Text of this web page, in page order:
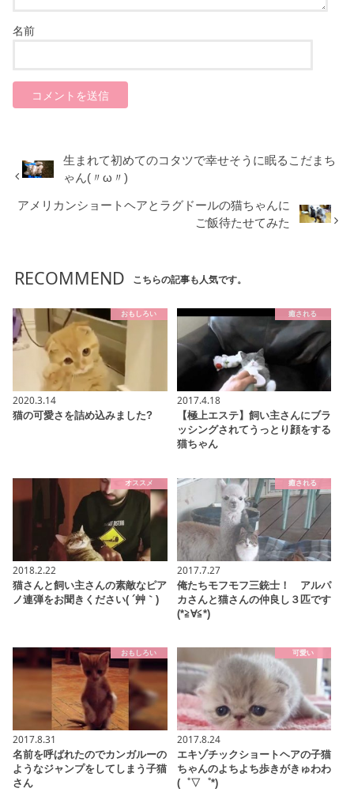
名前
生まれて初めてのコタツで幸せそうに眠るこだまち
ゃん(〃ω〃)
アメリカンショートヘアとラグドールの猫ちゃんに
ご飯待たせてみた
RECOMMEND こちらの記事も人気です。
おもしろい
2020.3.14
猫の可愛さを詰め込みました?
癒される
2017.4.18
【極上エステ】飼い主さんにブラ
ッシングされてうっとり顔をする
猫ちゃん
オススメ
2018.2.22
猫さんと飼い主さんの素敵なピア
ノ連弾をお聞きください( ´艸｀)
癒される
2017.7.27
俺たちモフモフ三銃士！ アルパ
カさんと猫さんの仲良し３匹です
(*≧∀≦*)
おもしろい
2017.8.31
名前を呼ばれたのでカンガルーの
ようなジャンプをしてしまう子猫
さん
可愛い
2017.8.24
エキゾチックショートヘアの子猫
ちゃんのよちよち歩きがきゅわわ
(゜▽゜*)